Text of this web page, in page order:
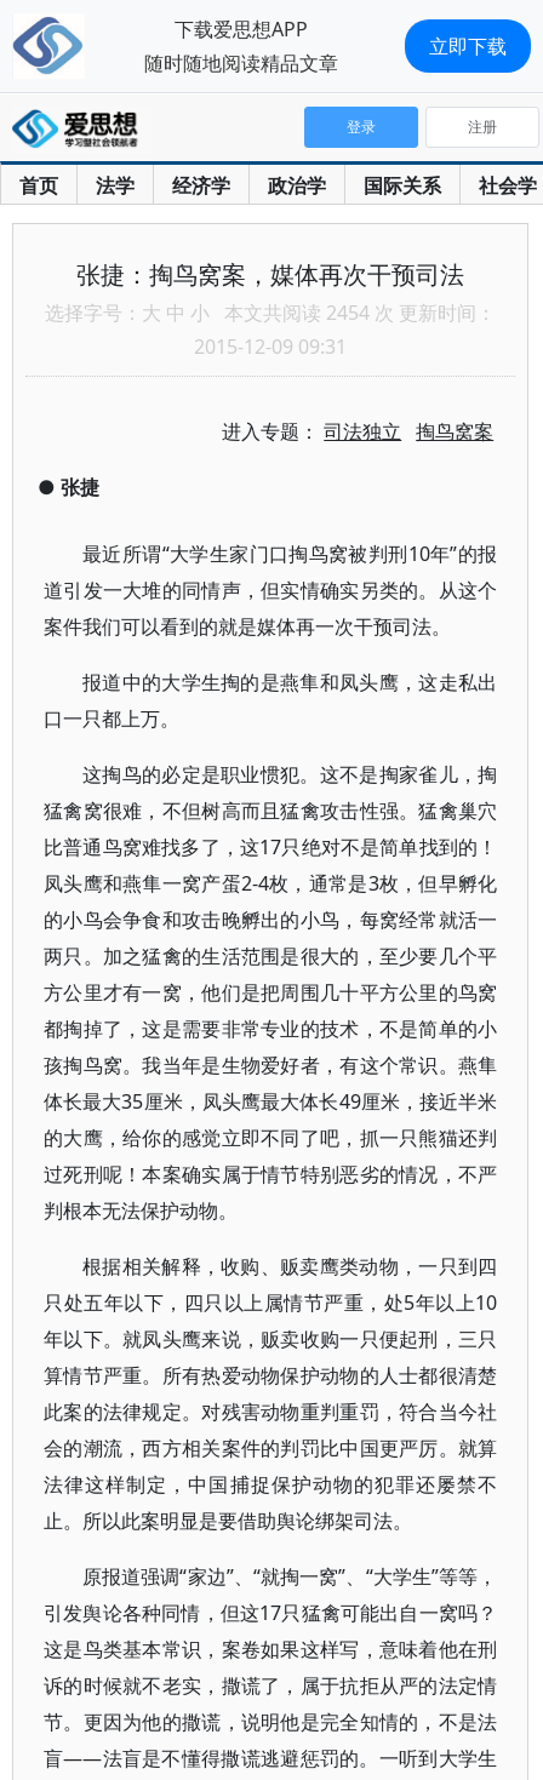
首页 法学 经济学 政治学 国际关系 社会学
登录 注册
张捷：掏鸟窝案，媒体再次干预司法
选择字号： 大 中 小 本文共阅读 2454 次 更新时间：
2015-12-09 09:31
进入专题：司法独立 掏鸟窝案
● 张捷
最近所谓“大学生家门口掏鸟窝被判刑10年”的报
道引发一大堆的同情声，但实情确实另类的。从这个
案件我们可以看到的就是媒体再一次干预司法。
报道中的大学生掏的是燕隼和凤头鹰，这走私出
口一只都上万。
这掏鸟的必定是职业惯犯。这不是掏家雀儿，掏
猛禽窝很难，不但树高而且猛禽攻击性强。猛禽巢穴
比普通鸟窝难找多了，这17只绝对不是简单找到的！
凤头鹰和燕隼一窝产蛋2-4枚，通常是3枚，但早孵化
的小鸟会争食和攻击晚孵出的小鸟，每窝经常就活一
两只。加之猛禽的生活范围是很大的，至少要几个平
方公里才有一窝，他们是把周围几十平方公里的鸟窝
都掏掉了，这是需要非常专业的技术，不是简单的小
孩掏鸟窝。我当年是生物爱好者，有这个常识。燕隼
体长最大35厘米，凤头鹰最大体长49厘米，接近半米
的大鹰，给你的感觉立即不同了吧，抓一只熊猫还判
过死刑呢！本案确实属于情节特别恶劣的情况，不严
判根本无法保护动物。
根据相关解释，收购、贩卖鹰类动物，一只到四
只处五年以下，四只以上属情节严重，处5年以上10
年以下。就凤头鹰来说，贩卖收购一只便起刑，三只
算情节严重。所有热爱动物保护动物的人士都很清楚
此案的法律规定。对残害动物重判重罚，符合当今社
会的潮流，西方相关案件的判罚比中国更严厉。就算
法律这样制定，中国捕捉保护动物的犯罪还屡禁不
止。所以此案明显是要借助舆论绑架司法。
原报道强调“家边”、“就掏一窝”、“大学生”等等，
引发舆论各种同情，但这17只猛禽可能出自一窝吗？
这是鸟类基本常识，案卷如果这样写，意味着他在刑
诉的时候就不老实，撒谎了，属于抗拒从严的法定情
节。更因为他的撒谎，说明他是完全知情的，不是法
盲——法盲是不懂得撒谎逃避惩罚的。一听到大学生
下载爱思想APP
随时随地阅读精品文章
立即下载